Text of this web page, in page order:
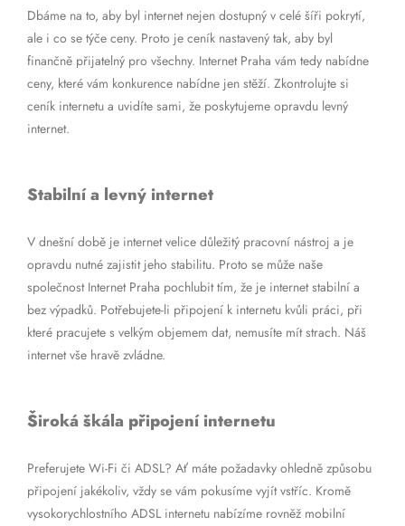
Dbáme na to, aby byl internet nejen dostupný v celé šíři pokrytí,
ale i co se týče ceny. Proto je ceník nastavený tak, aby byl
finančně přijatelný pro všechny. Internet Praha vám tedy nabídne
ceny, které vám konkurence nabídne jen stěží. Zkontrolujte si
ceník internetu a uvidíte sami, že poskytujeme opravdu levný
internet.
Stabilní a levný internet
V dnešní době je internet velice důležitý pracovní nástroj a je
opravdu nutné zajistit jeho stabilitu. Proto se může naše
společnost Internet Praha pochlubit tím, že je internet stabilní a
bez výpadků. Potřebujete-li připojení k internetu kvůli práci, při
které pracujete s velkým objemem dat, nemusíte mít strach. Náš
internet vše hravě zvládne.
Široká škála připojení internetu
Preferujete Wi-Fi či ADSL? Ať máte požadavky ohledně způsobu
připojení jakékoliv, vždy se vám pokusíme vyjít vstříc. Kromě
vysokorychlostního ADSL internetu nabízíme rovněž mobilní